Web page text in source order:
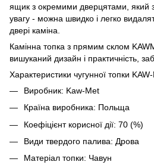
ящик з окремими дверцятами, який
увагу - можна швидко і легко
двері каміна.
Камінна топка з прямим склом
вишуканий дизайн і практичність,
Характеристики чугунної топки
Виробник: Kaw-Met
Країна виробника: Польща
Коефіцієнт корисної дії: 70 (%)
Види твердого палива: Дрова
Матеріал топки: Чавун